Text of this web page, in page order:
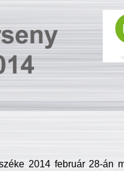
2014 február 28-án